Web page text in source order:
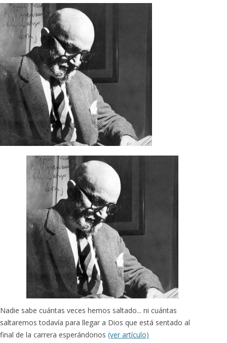
Nadie sabe cuántas veces hemos saltado... ni cuántas
saltaremos todavía para llegar a Dios que está sentado al
final de la carrera esperándonos (ver artículo)